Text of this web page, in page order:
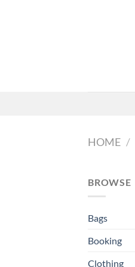
HOME /
BROWSE
Bags
Booking
Clothing